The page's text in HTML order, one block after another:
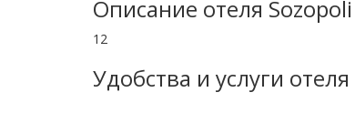
Описание отеля
12
Удобства и услуги отеля